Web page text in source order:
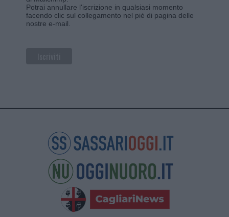
Potrai annullare l'iscrizione in qualsiasi momento
facendo clic sul collegamento nel piè di pagina delle
nostre e-mail.